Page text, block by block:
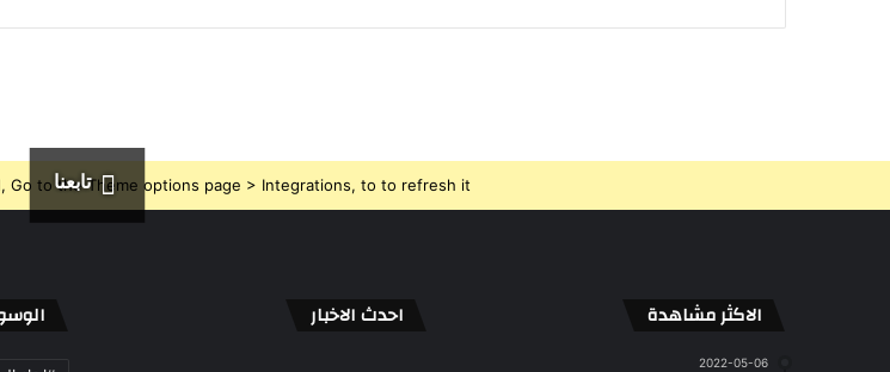
تابعنا
Go to the Theme options page > Integrations, to to refresh it.
الاكثر مشاهدة
2022-05-06
احدث الاخبار